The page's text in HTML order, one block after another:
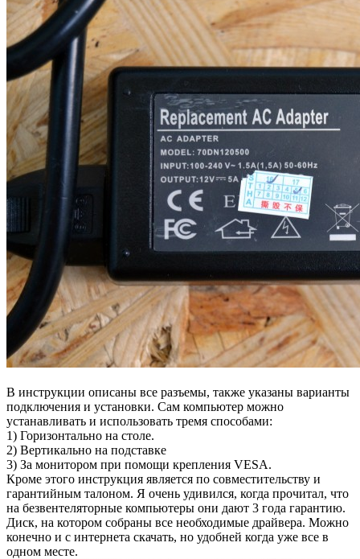
В инструкции описаны все разъемы, также указаны варианты
подключения и установки. Сам компьютер можно
устанавливать и использовать тремя способами:
1) Горизонтально на столе.
2) Вертикально на подставке
3) За монитором при помощи крепления VESA.
Кроме этого инструкция является по совместительству и
гарантийным талоном. Я очень удивился, когда прочитал, что
на безвентеляторные компьютеры они дают 3 года гарантию.
Диск, на котором собраны все необходимые драйвера. Можно
конечно и с интернета скачать, но удобней когда уже все в
одном месте.